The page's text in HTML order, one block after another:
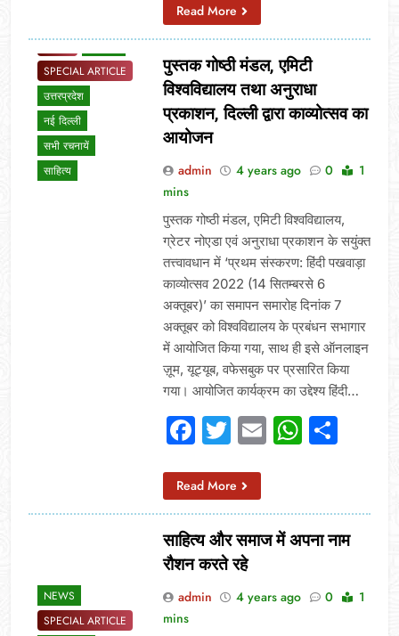
Read More
SPECIAL ARTICLE
उत्तरप्रदेश
नई दिल्ली
सभी रचनायें
साहित्य
पुस्तक गोष्ठी मंडल, एमिटी
विश्वविद्यालय तथा अनुराधा
प्रकाशन, दिल्ली द्वारा काव्योत्सव का
आयोजन
admin 4 years ago 0
1
mins
पुस्तक गोष्ठी मंडल, एमिटी विश्वविद्यालय,
ग्रेटर नोएडा एवं अनुराधा प्रकाशन के सयुंक्त
तत्त्वावधान में ‘प्रथम संस्करण: हिंदी पखवाड़ा
काव्योत्सव 2022 (14 सितम्बरसे 6
अक्तूबर)’ का समापन समारोह दिनांक 7
अक्तूबर को विश्वविद्यालय के प्रबंधन सभागार
में आयोजित किया गया, साथ ही इसे ऑनलाइन
ज़ूम, यूट्यूब, वफेसबुक पर प्रसारित किया
गया। आयोजित कार्यक्रम का उद्देश्य हिंदी…
Facebook
Twitter
Email
Read More
NEWS
SPECIAL ARTICLE
साहित्य और समाज में अपना नाम
रौशन करते रहे
admin 4 years ago 0
1
mins